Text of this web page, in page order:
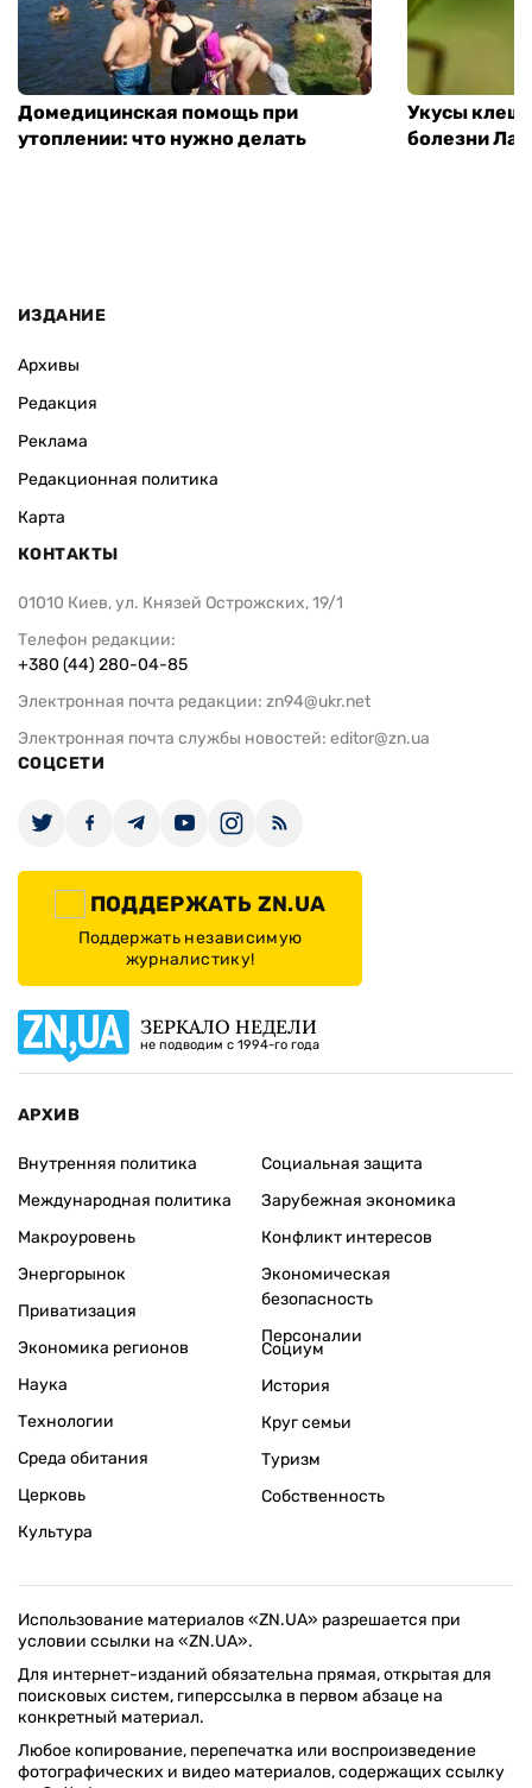
Домедицинская помощь при
утоплении: что нужно делать
Укусы
болезни
ИЗДАНИЕ
Архивы
Редакция
Реклама
Редакционная политика
Карта
КОНТАКТЫ
01010 Киев, ул. Князей Острожских, 19/1
Телефон редакции:
+380 (44) 280-04-85
Электронная почта редакции: zn94@ukr.net
Электронная почта службы новостей: editor@zn.ua
СОЦСЕТИ
ПОДДЕРЖАТЬ ZN.UA
Поддержать независимую
журналистику!
ЗЕРКАЛО НЕДЕЛИ
не подводим с 1994-го года
АРХИВ
Внутренняя политика
Международная политика
Макроуровень
Энергорынок
Приватизация
Экономика регионов
Социальная защита
Зарубежная экономика
Конфликт интересов
Экономическая
безопасность
Персоналии
Наука
Технологии
Среда обитания
Церковь
Культура
Социум
История
Круг семьи
Туризм
Собственность
Использование материалов «ZN.UA» разрешается при
условии ссылки на «ZN.UA».
Для интернет-изданий обязательна прямая, открытая для
поисковых систем, гиперссылка в первом абзаце на
конкретный материал.
Любое копирование, перепечатка или воспроизведение
фотографических и видео материалов, содержащих ссылку